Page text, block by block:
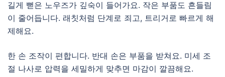
길게 뻗은 노우즈가 깊숙이 들어가요. 작은 부품도 흔들림
이 줄어듭니다. 래칫처럼 단계로 죄고, 트리거로 빠르게 해
제해요.
한 손 조작이 편합니다. 반대 손은 부품을 받쳐요. 미세 조
절 나사로 압력을 세밀하게 맞추면 마감이 깔끔해요.